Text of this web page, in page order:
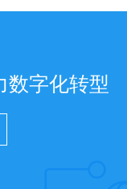
数字化转型